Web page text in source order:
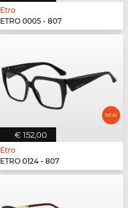
Etro
ETRO 0005 - 807
€ 152,00
Etro
ETRO 0124 - 807